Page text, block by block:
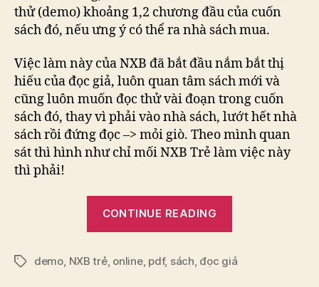
thử (demo) khoảng 1,2 chương đầu của cuốn
sách đó, nếu ưng ý có thể ra nhà sách mua.
Việc làm này của NXB đã bắt đầu nắm bắt thị
hiếu của đọc giả, luôn quan tâm sách mới và
cũng luôn muốn đọc thử vài đoạn trong cuốn
sách đó, thay vì phải vào nhà sách, lướt hết nhà
sách rồi đứng đọc –> mỏi giò. Theo mình quan
sát thì hình như chỉ mối NXB Trẻ làm việc này
thì phải!
CONTINUE READING
bước
Tagsdemo NXB trẻ, online, pdf, sách đọc giả